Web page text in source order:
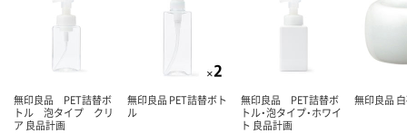
無印良品 PET詰替ボ
トル 泡タイプ クリ
ア 良品計画
無印良品 PET詰替ボト
ル
無印良品 PET詰替ボ
トル・泡タイプ・ホワイ
ト 良品計画
無印良品